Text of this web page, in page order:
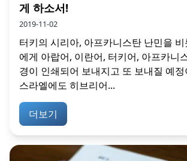
게 하소서!
2019-11-02
터키의 시리아, 아프카니스탄 난민을
에게 아랍어, 이란어, 터키어, 아프카니
경이 인쇄되어 보내지고 또 보내질 예
스라엘에도 히브리어...
더보기